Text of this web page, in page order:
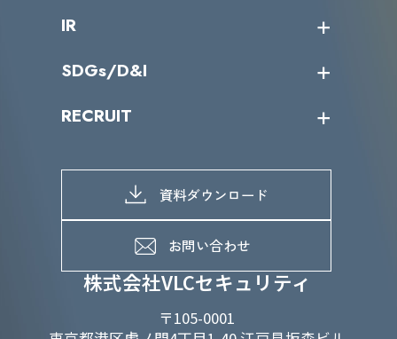
株式会社VLCセキュリティ
〒105-0001
パートナー企業一覧
カテゴリー別サービス一覧
IR
IRカレンダー
IRライブラリー
よくあるご質問
SDGs/D&I
当グループのマテリアリティ
SDGs推進体制
D&Iの取り組み
RECRUIT
募集職種一覧
メッセージ
メンバーインタビュー
資料ダウンロード
お問い合わせ